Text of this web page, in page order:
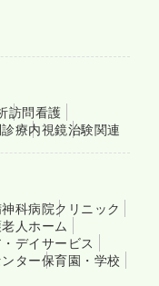
訪問看護
療内視鏡治験関連
科病院クリニック
人ホーム
デイサービス
ター保育園・学校